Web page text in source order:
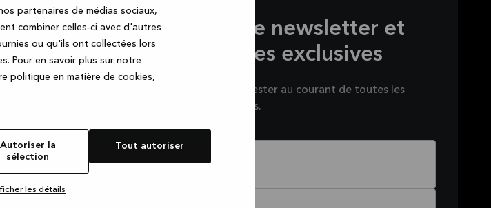
partenaires de médias sociaux,
combiner celles-ci avec d'autres
ou qu'ils ont collectées lors
Pour en savoir plus sur notre
politique en matière de cookies,
Autoriser la
sélection
Tout autoriser
les détails
Inscrivez-vous à notre newsletter et
— recevez des offres exclusives
Inscrivez-vous à notre newsletter pour rester au courant de toutes les
promotions géniales que nous préparons.
Prénom